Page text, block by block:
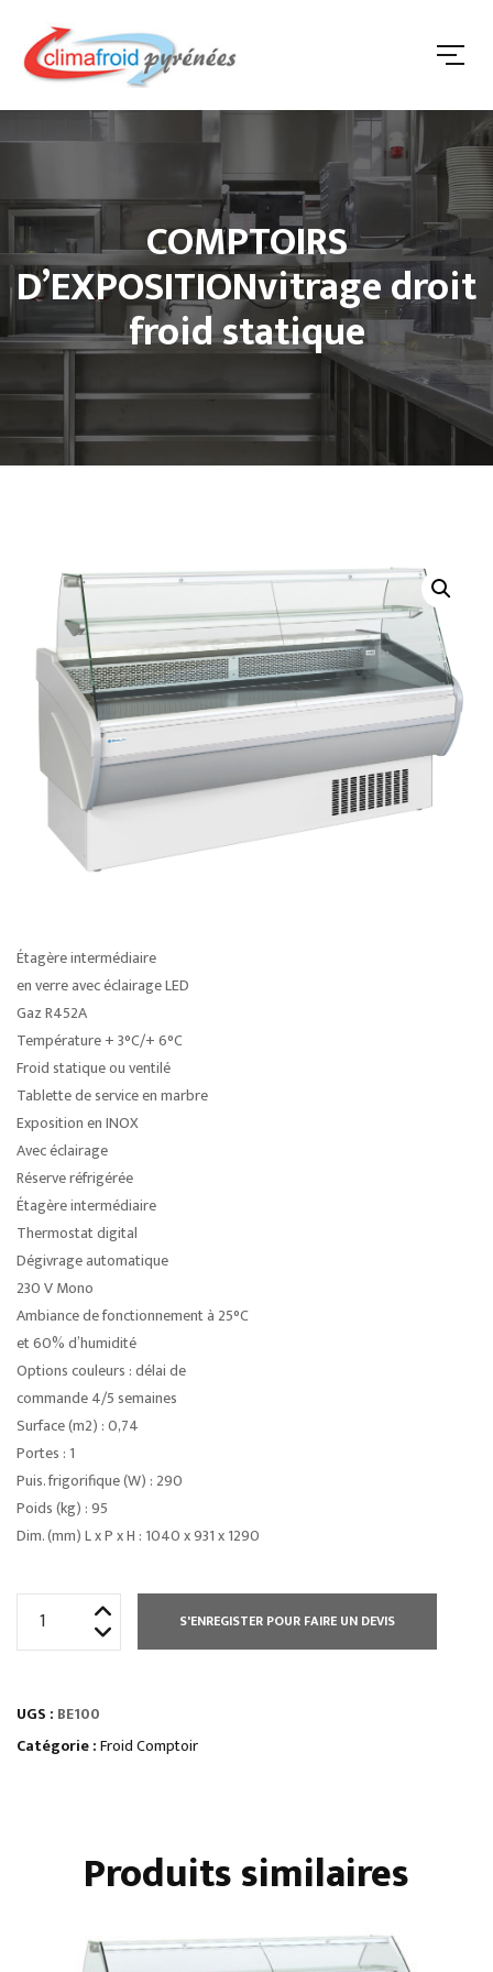
COMPTOIRS
D’EXPOSITIONvitrage droit
froid statique
Étagère intermédiaire
en verre avec éclairage LED
Gaz R452A
Température + 3°C/+ 6°C
Froid statique ou ventilé
Tablette de service en marbre
Exposition en INOX
Avec éclairage
Réserve réfrigérée
Étagère intermédiaire
Thermostat digital
Dégivrage automatique
230 V Mono
Ambiance de fonctionnement à 25°C
et 60% d’humidité
Options couleurs : délai de
commande 4/5 semaines
Surface (m2) : 0,74
Portes : 1
Puis. frigorifique (W) : 290
Poids (kg) : 95
Dim. (mm) L x P x H : 1040 x 931 x 1290
droit
froid
S'ENREGISTER POUR FAIRE UN DEVIS
UGS : BE100
Catégorie :Froid Comptoir
Produits similaires